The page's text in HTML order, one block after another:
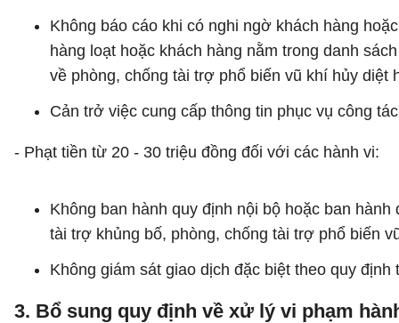
Không báo cáo khi có nghi ngờ khách hàng
hàng loạt hoặc khách hàng nằm trong danh
về phòng, chống tài trợ phổ biến vũ khí hủy diệt
Cản trở việc cung cấp thông tin phục vụ công
- Phạt tiền từ 20 - 30 triệu đồng đối với các hành vi:
Không ban hành quy định nội bộ hoặc ban
tài trợ khủng bố, phòng, chống tài trợ phổ biến
Không giám sát giao dịch đặc biệt theo quy
3. Bổ sung quy định về xử lý vi phạm